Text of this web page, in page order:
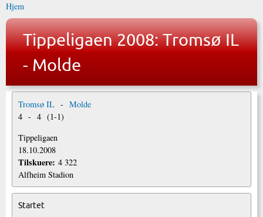
Hjem
Tippeligaen 2008: Tromsø IL
- Molde
Tromsø IL - Molde
4 - 4 (1-1)
Tippeligaen
18.10.2008
Tilskuere: 4 322
Alfheim Stadion
Startet